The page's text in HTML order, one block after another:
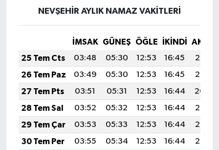
NEVŞEHİR AYLIK NAMAZ VAKITLERI
İMSAK GÜNEŞ ÖĞLE İKINDI
25 Tem Cts
03:48 05:30 12:53 16:45
20:06
26 Tem Paz
03:49 05:30 12:53 16:45
20:05
27 Tem Pts
03:51 05:31 12:53 16:44
20:04
28 Tem Sal
03:52 05:32 12:53 16:44
20:03
29 Tem Çar
03:53 05:33 12:53 16:44
20:02
30 Tem Per
03:55 05:34 12:53 16:44
20:02